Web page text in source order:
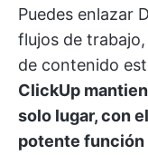
Puedes enlazar
flujos de
de contenido
ClickUp
solo lugar, con
potente función